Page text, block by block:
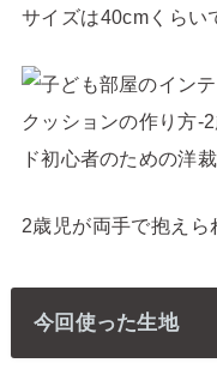
サイズは40cmくらい
2歳児が両手で抱えら
今回使った生地